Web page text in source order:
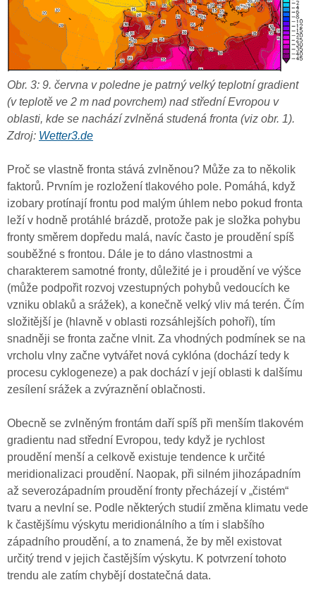
Obr. 3: 9. června v poledne je patrný velký teplotní gradient
(v teplotě ve 2 m nad povrchem) nad střední Evropou v
oblasti, kde se nachází zvlněná studená fronta (viz obr. 1).
Zdroj: Wetter3.de
Proč se vlastně fronta stává zvlněnou? Může za to několik
faktorů. Prvním je rozložení tlakového pole. Pomáhá, když
izobary protínají frontu pod malým úhlem nebo pokud fronta
leží v hodně protáhlé brázdě, protože pak je složka pohybu
fronty směrem dopředu malá, navíc často je proudění spíš
souběžné s frontou. Dále je to dáno vlastnostmi a
charakterem samotné fronty, důležité je i proudění ve výšce
(může podpořit rozvoj vzestupných pohybů vedoucích ke
vzniku oblaků a srážek), a konečně velký vliv má terén. Čím
složitější je (hlavně v oblasti rozsáhlejších pohoří), tím
snadněji se fronta začne vlnit. Za vhodných podmínek se na
vrcholu vlny začne vytvářet nová cyklóna (dochází tedy k
procesu cyklogeneze) a pak dochází v její oblasti k dalšímu
zesílení srážek a zvýraznění oblačnosti.
Obecně se zvlněným frontám daří spíš při menším tlakovém
gradientu nad střední Evropou, tedy když je rychlost
proudění menší a celkově existuje tendence k určité
meridionalizaci proudění. Naopak, při silném jihozápadním
až severozápadním proudění fronty přecházejí v „čistém“
tvaru a nevlní se. Podle některých studií změna klimatu vede
k častějšímu výskytu meridionálního a tím i slabšího
západního proudění, a to znamená, že by měl existovat
určitý trend v jejich častějším výskytu. K potvrzení tohoto
trendu ale zatím chybějí dostatečná data.